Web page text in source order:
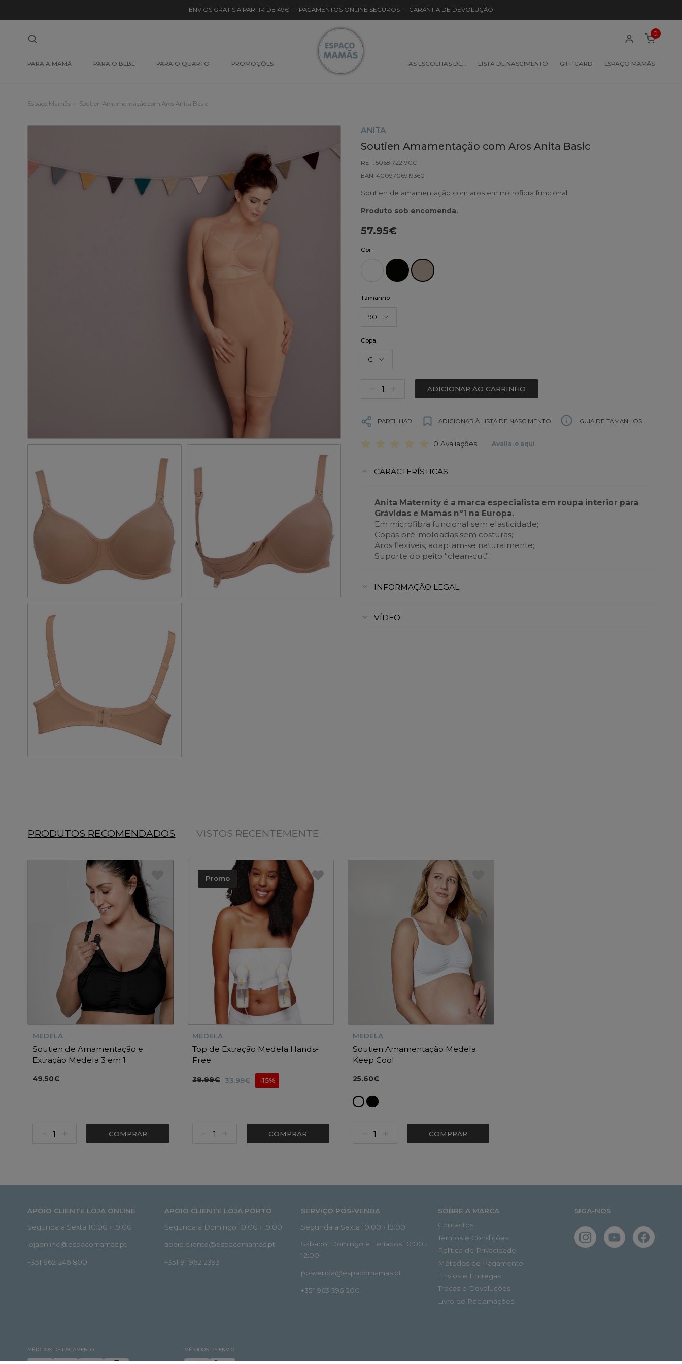
ENVIOS GRÁTIS A PARTIR DE 49€ · PAGAMENTOS ONLINE SEGUROS · GARANTIA DE DEVOLUÇÃO
PARA A MAMÃ PARA O BEBÉ PARA O QUARTO PROMOÇÕES AS ESCOLHAS DE… LISTA DE NASCIMENTO GIFT CARD ESPAÇO MAMÃS
0
Espaço Mamãs Soutien Amamentação com Aros Anita Basic
ANITA
Soutien Amamentação com Aros Anita Basic
REF: 5068-722-90C
EAN: 4009706919360
Soutien de amamentação com aros em microfibra funcional.
Produto sob encomenda.
57.95€
Cor
Tamanho
90
Copa
C
ADICIONAR AO CARRINHO
PARTILHAR ADICIONAR À LISTA DE NASCIMENTO GUIA DE TAMANHOS
0 Avaliações Avalia-o aqui
CARACTERÍSTICAS
Anita Maternity é a marca especialista em roupa interior para
Grávidas e Mamãs nº1 na Europa.
Em microfibra funcional sem elasticidade;
Copas pré-moldadas sem costuras;
Aros flexíveis, adaptam-se naturalmente;
Suporte do peito "clean-cut".
INFORMAÇÃO LEGAL
VÍDEO
PRODUTOS RECOMENDADOS VISTOS RECENTEMENTE
MEDELA
Soutien de Amamentação e
Extração Medela 3 em 1
49.50€
COMPRAR
Promo
MEDELA
Top de Extração Medela Hands-
Free
39.99€ 33.99€ -15%
COMPRAR
MEDELA
Soutien Amamentação Medela
Keep Cool
25.60€
COMPRAR
APOIO CLIENTE LOJA ONLINE
Segunda a Sexta 10:00 › 19:00
lojaonline@espacomamas.pt
+351 962 246 800
APOIO CLIENTE LOJA PORTO
Segunda a Domingo 10:00 › 19:00
apoio.cliente@espacomamas.pt
+351 91 962 2393
SERVIÇO PÓS-VENDA
Segunda a Sexta 10:00 › 19:00
Sábado, Domingo e Feriados 10:00 ›
12:00
posvenda@espacomamas.pt
+351 963 396 200
SOBRE A MARCA
Contactos
Termos e Condições
Política de Privacidade
Métodos de Pagamento
Envios e Entregas
Trocas e Devoluções
Livro de Reclamações
SIGA-NOS
MÉTODOS DE PAGAMENTO MÉTODOS DE ENVIO